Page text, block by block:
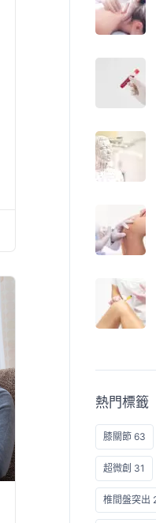
熱門標籤
膝關節 63
超微創 31
椎間盤突出